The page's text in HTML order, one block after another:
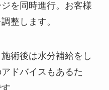
を同時進行。お客様
整します。
術後は水分補給をし
ドバイスもあるた